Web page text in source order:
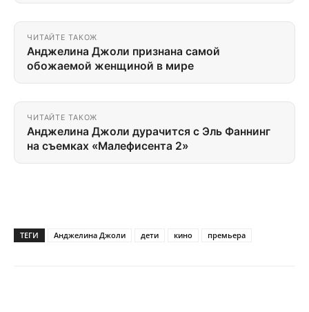
ЧИТАЙТЕ ТАКОЖ
Анджелина Джоли признана самой
обожаемой женщиной в мире
ЧИТАЙТЕ ТАКОЖ
Анджелина Джоли дурачится с Эль Фаннинг
на съемках «Малефисента 2»
ТЕГИ Анджелина Джоли дети кино премьера